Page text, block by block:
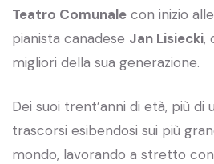
Teatro Comunale con inizio alle
pianista canadese Jan Lisiecki,
migliori della sua generazione.
Dei suoi trent’anni di età, più di
trascorsi esibendosi sui più
mondo, lavorando a stretto